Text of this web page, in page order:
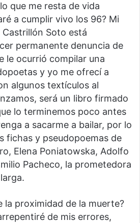
que me resta de vida
a cumplir vivo los 96? Mi
Soto está
permanente denuncia de
le ocurrió compilar una
y yo me ofrecí a
algunos textículos al
será un libro firmado
lo terminemos poco antes
a sacarme a bailar, por lo
fichas y pseudopoemas de
Elena Poniatowska, Adolfo
Pacheco, la prometedora
la proximidad de la muerte?
de mis errores,